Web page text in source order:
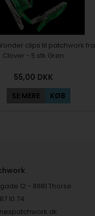
clips til patchwork fra
Clover - 5 stk Grøn
55,00 DKK
SE MERE KØB
12 - 8881 Thorsø
10 74